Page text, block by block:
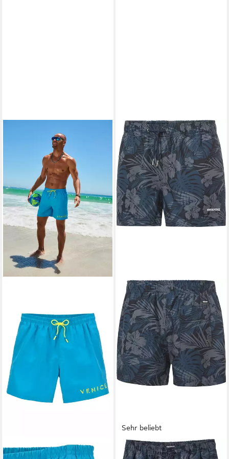
VENICE BEACH
Sehr beliebt
CHIEMSEE